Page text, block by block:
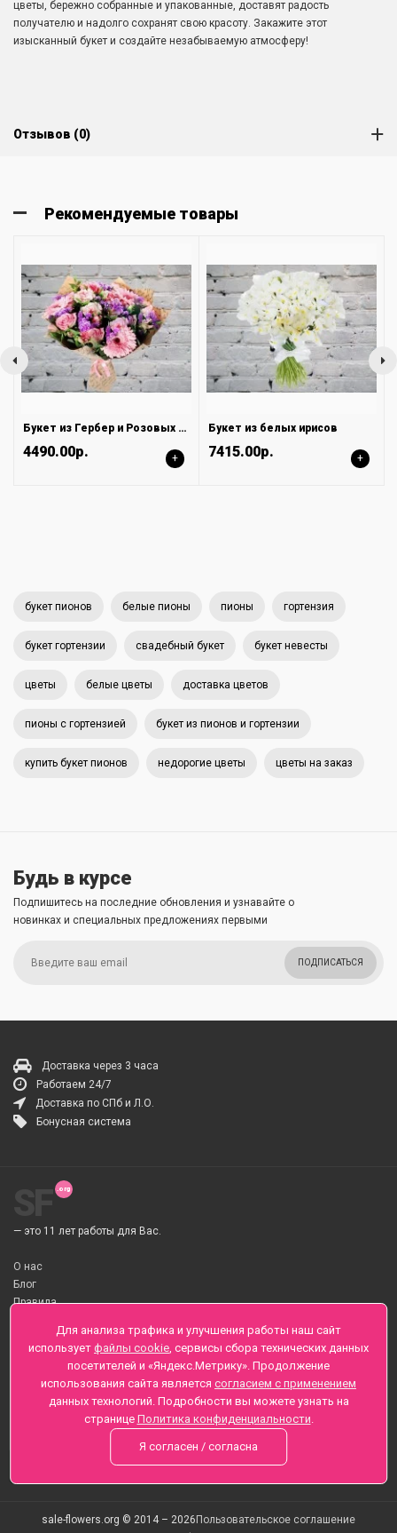
цветы, бережно собранные и упакованные, доставят радость
получателю и надолго сохранят свою красоту. Закажите этот
изысканный букет и создайте незабываемую атмосферу!
Отзывов (0)
Рекомендуемые товары
Букет из Гербер и Розовых Роз
4490.00р. +
Букет из белых ирисов
7415.00р. +
букет пионов белые пионы пионы гортензия
букет гортензии свадебный букет букет невесты
цветы белые цветы доставка цветов
пионы с гортензией букет из пионов и гортензии
купить букет пионов недорогие цветы цветы на заказ
Будь в курсе
Подпишитесь на последние обновления и узнавайте о
новинках и специальных предложениях первыми
ПОДПИСАТЬСЯ
Доставка через 3 часа
Работаем 24/7
Доставка по СПб и Л.О.
Бонусная система
— это 11 лет работы для Вас.
О нас
Блог
Правила
О Доставке цветов
Оплата
Телеграмм
Санкт-Петербург ул. Заозерная д.6 , Лиговский пр., 65
+7 (812) 425-01-16
Вопросы? Звоните круглосуточно, без выходных
sale-flowers.org © 2014 – 2026 Пользовательское соглашение
Для анализа трафика и улучшения работы наш сайт
использует файлы cookie, сервисы сбора технических данных
посетителей и «Яндекс.Метрику». Продолжение
использования сайта является согласием с применением
данных технологий. Подробности вы можете узнать на
странице Политика конфиденциальности.
Я согласен / согласна